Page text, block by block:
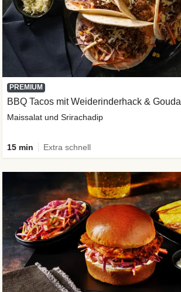
PREMIUM
BBQ Tacos mit Weiderinderhack & Gouda
Maissalat und Srirachadip
15 min Extra schnell